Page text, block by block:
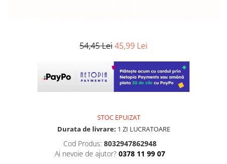
54,45 Lei45,99 Lei
STOC EPUIZAT
Durata de livrare: 1 ZI LUCRATOARE
Cod Produs: 8032947862948
Ai nevoie de ajutor? 0378 11 99 07